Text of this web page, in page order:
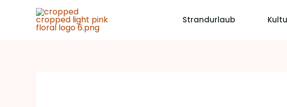
Strandurlaub